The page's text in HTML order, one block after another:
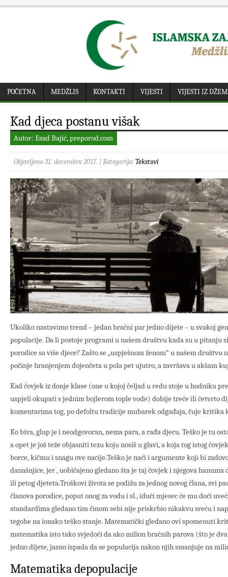
POČETNA MEDŽLIS KONTAKTI VIJESTI VIJESTI IZ
Kad djeca postanu višak
Autor: Esad Bajić, preporod.com
Objavljeno 31. decembra 2017. | Kategorija: Tekstovi
Ukoliko nastavimo trend – jedan bračni par jedno dijete – u svakoj
populacije. Da li postoje programi u našem društvu kada su u pitanju
porodice sa više djece? Zašto se „uspješnom ženom“ u našem
počinje hranjenjem dojenčeta u pola pet ujutro, a završava u akšam
Kad čovjek iz donje klase (one u kojoj čeljad u redu stoje u hodniku
uspjeli okupati s jednim bojlerom tople vode) dobije treće ili četvrto
komentarima tog, po defoltu tradicije mubarek odgađaja, čuje kritika
Ko biva, glup je i neodgovoran, nema para, a rađa djecu. Teško je tu
a opet je još teže objasniti tezu koju nosiš u glavi, a koja tog istog
borce, kičmu i snagu ove nacije.Teško je naći i argumente koji bi
današnjice, jer , uobičajeno gledano šta je taj čovjek i njegova
ili petog djeteta.Troškovi života se podižu za jednog novog člana, svi
članova porodice, poput onog za vodu i sl., idući mjesec će mu doći
standardima gledano tim činom sebi nije priskrbio nikakvu sreću i
tegobe na ionako teško stanje. Matematički gledano ovi spomenuti
matematika isto tako svjedoči da ako milion bračnih parova (što je
jedno dijete, jasno ispada da se populacija nakon njih smanjuje na
Matematika depopulacije